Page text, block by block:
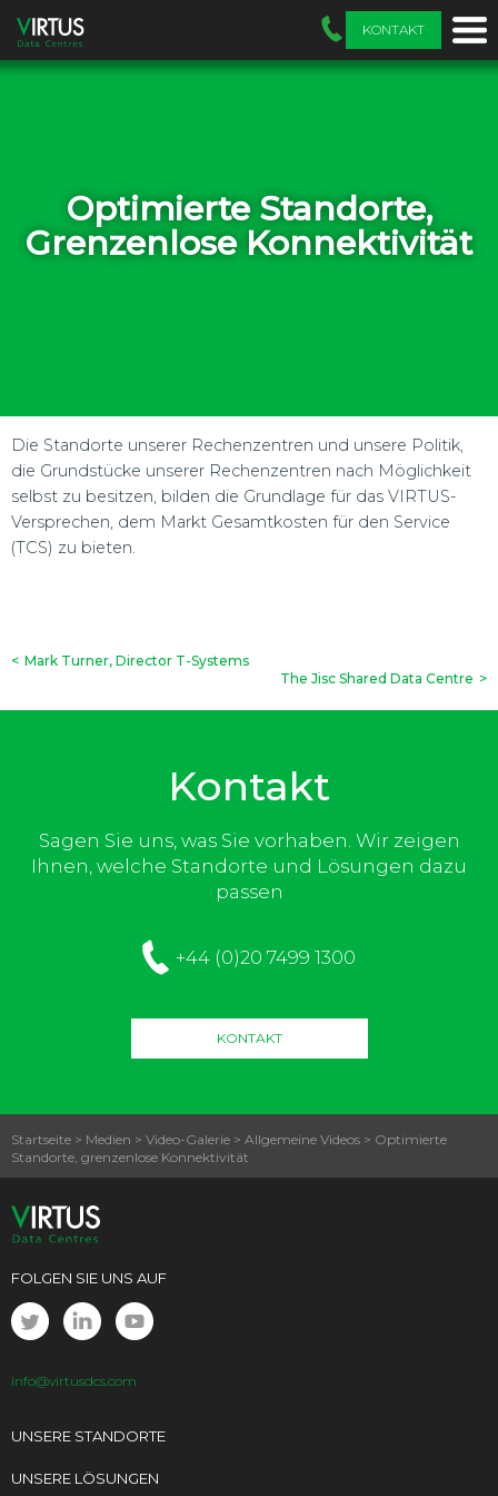
KONTAKT
Optimierte Standorte,
Grenzenlose Konnektivität
Die Standorte unserer Rechenzentren und unsere Politik,
die Grundstücke unserer Rechenzentren nach Möglichkeit
selbst zu besitzen, bilden die Grundlage für das VIRTUS-
Versprechen, dem Markt Gesamtkosten für den Service
(TCS) zu bieten.
< Mark Turner, Director T-Systems
The Jisc Shared Data Centre >
Kontakt
Sagen Sie uns, was Sie vorhaben. Wir zeigen
Ihnen, welche Standorte und Lösungen dazu
passen
+44 (0)20 7499 1300
KONTAKT
Startseite > Medien > Video-Galerie > Allgemeine Videos > Optimierte
Standorte, grenzenlose Konnektivität
FOLGEN SIE UNS AUF
info@virtusdcs.com
UNSERE STANDORTE
UNSERE LÖSUNGEN